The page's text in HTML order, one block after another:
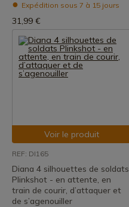
Expédition sous 7 à 15 jours
31,99 €
Voir le produit
REF: DI165
Diana 4 silhouettes de soldats
Plinkshot - en attente, en
train de courir, d’attaquer et
de s’agenouiller